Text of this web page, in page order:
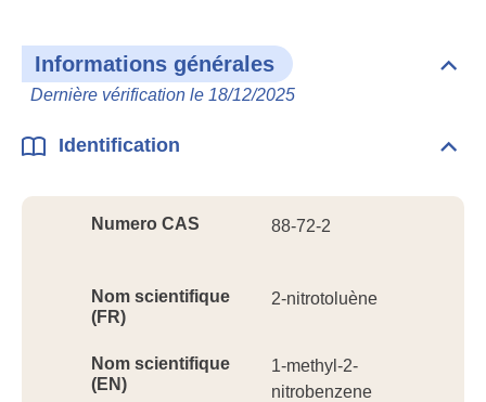
Informations générales
Dernière vérification le 18/12/2025
Identification
Numero CAS 88-72-2
Nom scientifique
(FR)
2-nitrotoluène
Nom scientifique
(EN)
1-methyl-2-
nitrobenzene